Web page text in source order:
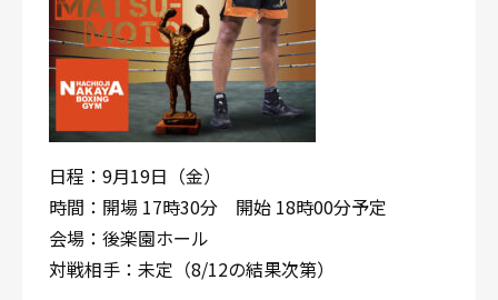
日程：9月19日（金）
時間：開場 17時30分 開始 18時00分予定
会場：後楽園ホール
対戦相手：未定（8/12の結果次第）